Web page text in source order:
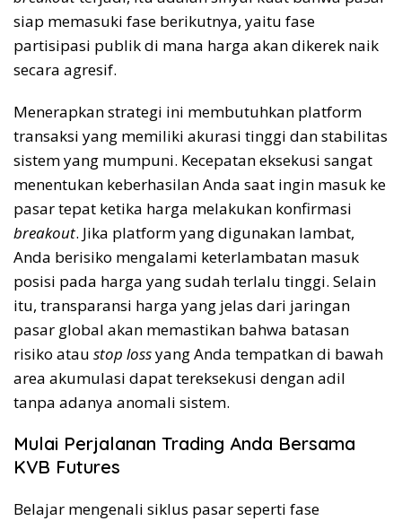
siap memasuki fase berikutnya, yaitu fase
partisipasi publik di mana harga akan dikerek naik
secara agresif.
Menerapkan strategi ini membutuhkan platform
transaksi yang memiliki akurasi tinggi dan stabilitas
sistem yang mumpuni. Kecepatan eksekusi sangat
menentukan keberhasilan Anda saat ingin masuk ke
pasar tepat ketika harga melakukan konfirmasi
breakout. Jika platform yang digunakan lambat,
Anda berisiko mengalami keterlambatan masuk
posisi pada harga yang sudah terlalu tinggi. Selain
itu, transparansi harga yang jelas dari jaringan
pasar global akan memastikan bahwa batasan
risiko atau stop lossyang Anda tempatkan di bawah
area akumulasi dapat tereksekusi dengan adil
tanpa adanya anomali sistem.
Mulai Perjalanan Trading Anda Bersama
KVB Futures
Belajar mengenali siklus pasar seperti fase